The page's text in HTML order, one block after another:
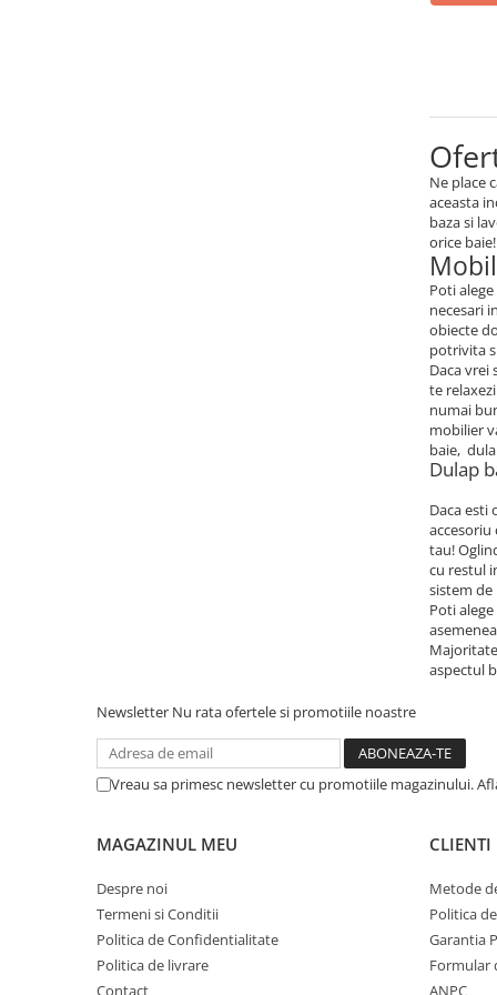
Ne place
aceasta
baza si
orice
Poti
necesari
obiecte
potrivita
Daca vrei
te
numai
mobilier
baie,
Dulap
Daca esti
accesoriu
tau!
cu restul
sistem
Poti
aspectul
Newsletter Nu rata ofertele si promotiile noastre
Vreau sa primesc newsletter cu promotiile magazinului.
MAGAZINUL MEU
Despre noi
Termeni si Conditii
Politica de Confidentialitate
Politica de livrare
Contact
CLIENTI
Metode
Politica
Garantia
Formular
ANPC